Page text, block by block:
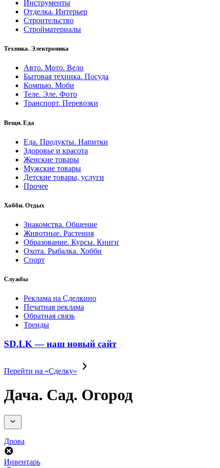
Инструменты
Отделка. Интерьер
Строительство
Стройматериалы
Техника. Электроника
Авто. Мото. Вело
Бытовая техника. Посуда
Компью. Моби
Теле. Эле. Фото
Транспорт. Перевозки
Вещи. Еда
Еда. Продукты. Напитки
Здоровье и красота
Женские товары
Мужские товары
Детские товары, услуги
Прочее
Хобби. Отдых
Знакомства. Общение
Животные. Растения
Образование. Курсы. Книги
Охота. Рыбалка. Хобби
Спорт
Службы
Реклама на Сделкино
Печатная реклама
Обратная связь
Тренды
SD.LK — наш новый сайт
Перейти на «Сделку»
Дача. Сад. Огород
Дрова
Инвентарь